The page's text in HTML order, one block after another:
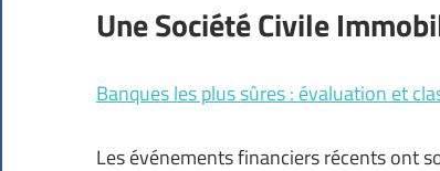
Une Société Civile
Banques les plus sûres : évaluation et
Les événements financiers récents ont